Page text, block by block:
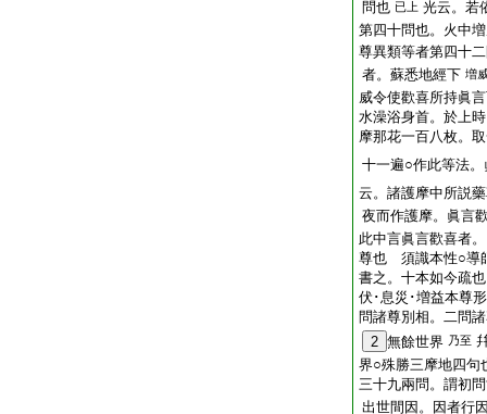
問也 已上 光云。若
第四十問也。火中
尊異類等者第四十
者。蘇悉地經下 増
威令使歡喜所持眞
水澡浴身首。於上
摩那花一百八枚。
十一遍○作此等法
云。諸護摩中所説
夜而作護摩。眞言
此中言眞言歡喜者
尊也 須識本性○導
書之。十本如今疏
伏･息災･増益本尊
問諸尊別相。二問
2 無餘世界 乃至
界○殊勝三摩地四句
三十九兩問。謂初
出世間因。因者行